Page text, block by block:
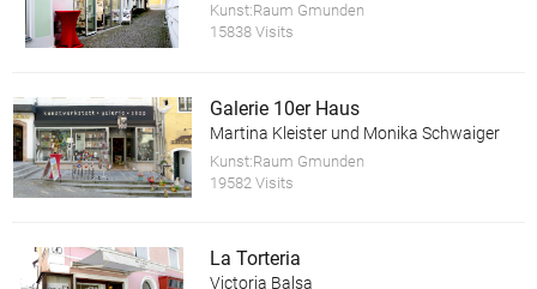
Kunst:Raum Gmunden
15838 Visits
Galerie 10er Haus
Martina Kleister und Monika Schwaiger
Kunst:Raum Gmunden
19582 Visits
La Torteria
Victoria Balsa